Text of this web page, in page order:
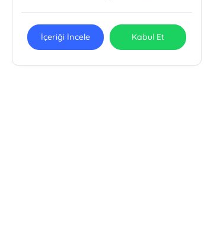
İçeriği İncele Kabul Et